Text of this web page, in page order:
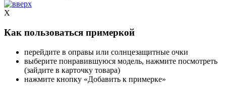
X
Как пользоваться примеркой
перейдите в оправы или солнцезащитные очки
выберите понравившуюся модель, нажмите посмотреть
(зайдите в карточку товара)
нажмите кнопку «Добавить к примерке»